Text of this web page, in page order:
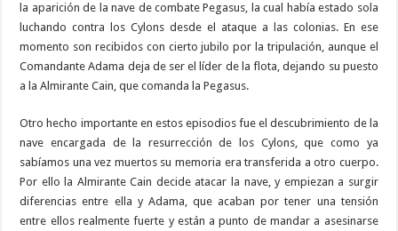
la aparición de la nave de combate Pegasus, la cual había estado sola
luchando contra los Cylons desde el ataque a las colonias. En ese
momento son recibidos con cierto jubilo por la tripulación, aunque el
Comandante Adama deja de ser el líder de la flota, dejando su puesto
a la Almirante Cain, que comanda la Pegasus.
Otro hecho importante en estos episodios fue el descubrimiento de la
nave encargada de la resurrección de los Cylons, que como ya
sabíamos una vez muertos su memoria era transferida a otro cuerpo.
Por ello la Almirante Cain decide atacar la nave, y empiezan a surgir
diferencias entre ella y Adama, que acaban por tener una tensión
entre ellos realmente fuerte y están a punto de mandar a asesinarse